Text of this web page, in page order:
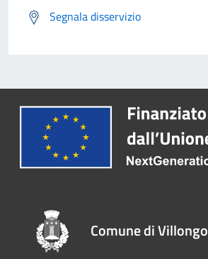
Segnala disservizio
Comune di Villongo